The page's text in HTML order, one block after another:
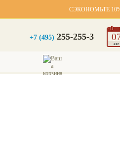
СЭКОНОМЬТЕ
+7 (495) 255-255-3
авг